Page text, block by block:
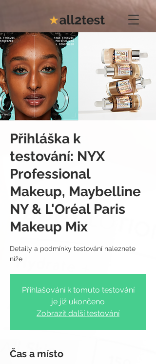
Přihláška k
testování: NYX
Professional
Makeup, Maybelline
NY & L'Oréal Paris
Makeup Mix
Detaily a podmínky testování naleznete
Přihlašování k tomuto testování
je již ukončeno
Zobrazit další testování
Čas a místo